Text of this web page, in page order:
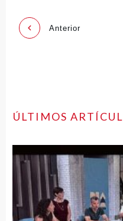
Anterior
ÚLTIMOS